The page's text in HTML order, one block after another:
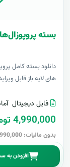
بسته
دانلود بسته کامل
های لایه باز قابل
فایل دیجیتال
4,990,000 تومان
بدون مالیات: 4,990,000 تومان
افزودن به